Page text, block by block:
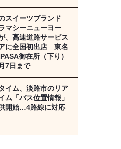
スイーツブランド
ラマシーニューヨー
、高速道路サービス
に全国初出店 東名
御在所（下り）
7日まで
イム、淡路市のリア
ム「バス位置情報」
開始…4路線に対応